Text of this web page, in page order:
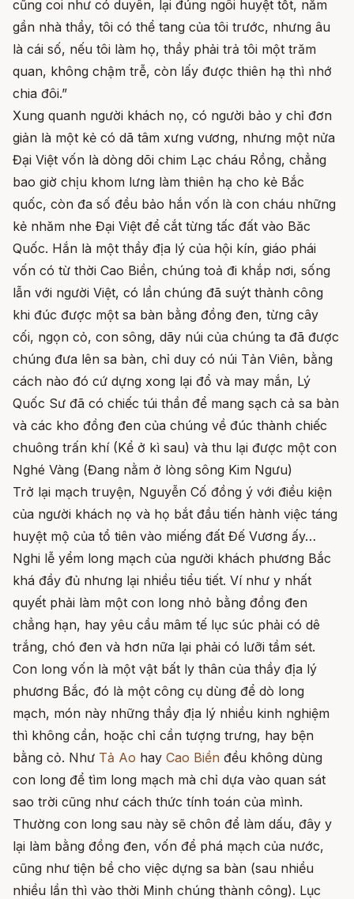
cũng coi như có duyên, lại đúng ngôi huyệt tốt, nằm
gần nhà thầy, tôi có thể tang của tôi trước, nhưng âu
là cái số, nếu tôi làm họ, thầy phải trả tôi một trăm
quan, không chậm trễ, còn lấy được thiên hạ thì nhớ
chia đôi.”
Xung quanh người khách nọ, có người bảo y chỉ đơn
giản là một kẻ có dã tâm xưng vương, nhưng một nửa
Đại Việt vốn là dòng dõi chim Lạc cháu Rồng, chẳng
bao giờ chịu khom lưng làm thiên hạ cho kẻ Bắc
quốc, còn đa số đều bảo hắn vốn là con cháu những
kẻ nhăm nhe Đại Việt để cắt từng tấc đất vào Băc
Quốc. Hắn là một thầy địa lý của hội kín, giáo phái
vốn có từ thời Cao Biền, chúng toả đi khắp nơi, sống
lẫn với người Việt, có lần chúng đã suýt thành công
khi đúc được một sa bàn bằng đồng đen, từng cây
cối, ngọn cỏ, con sông, dãy núi của chúng ta đã được
chúng đưa lên sa bàn, chỉ duy có núi Tản Viên, bằng
cách nào đó cứ dựng xong lại đổ và may mắn, Lý
Quốc Sư đã có chiếc túi thần để mang sạch cả sa bàn
và các kho đồng đen của chúng về đúc thành chiếc
chuông trấn khí (Kể ở kì sau) và thu lại được một con
Nghé Vàng (Đang nằm ở lòng sông Kim Ngưu)
Trở lại mạch truyện, Nguyễn Cố đồng ý với điều kiện
của người khách nọ và họ bắt đầu tiến hành việc táng
huyệt mộ của tổ tiên vào miếng đất Đế Vương ấy…
Nghi lễ yểm long mạch của người khách phương Bắc
khá đầy đủ nhưng lại nhiều tiểu tiết. Ví như y nhất
quyết phải làm một con long nhỏ bằng đồng đen
chẳng hạn, hay yêu cầu mâm tế lục súc phải có dê
trắng, chó đen và hơn nữa lại phải có lưỡi tầm sét.
Con long vốn là một vật bất ly thân của thầy địa lý
phương Bắc, đó là một công cụ dùng để dò long
mạch, món này những thầy địa lý nhiều kinh nghiệm
thì không cần, hoặc chỉ cần tượng trưng, hay bện
bằng cỏ. Như Tả Ao hay Cao Biền đều không dùng
con long để tìm long mạch mà chỉ dựa vào quan sát
sao trời cũng như cách thức tính toán của mình.
Thường con long sau này sẽ chôn để làm dấu, đây y
lại làm bằng đồng đen, vốn để phá mạch của nước,
cũng như tiện bề cho việc dựng sa bàn (sau nhiều
nhiều lần thì vào thời Minh chúng thành công). Lục